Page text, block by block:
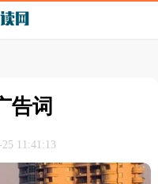
告词
11:41:13